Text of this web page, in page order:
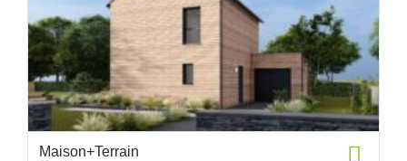
Maison+Terrain